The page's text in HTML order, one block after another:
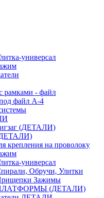
универсал
рамками - файл
файл А-4
(ДЕТАЛИ)
крепления на проволоку
универсал
Обручи, Улитки
Зажимы
ПЛАТФОРМЫ (ДЕТАЛИ)